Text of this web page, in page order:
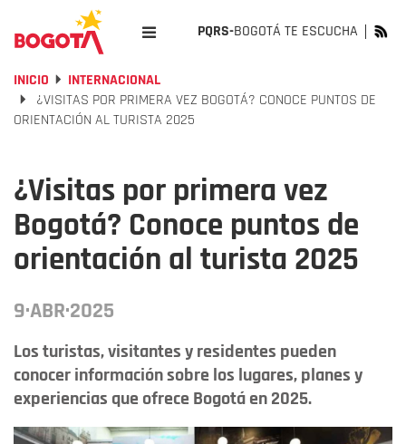
PQRS-BOGOTÁ TE ESCUCHA
INICIO
INTERNACIONAL
¿VISITAS POR PRIMERA VEZ BOGOTÁ? CONOCE PUNTOS DE
ORIENTACIÓN AL TURISTA 2025
¿Visitas por primera vez
Bogotá? Conoce puntos de
orientación al turista 2025
9·ABR·2025
Los turistas, visitantes y residentes pueden
conocer información sobre los lugares, planes y
experiencias que ofrece Bogotá en 2025.